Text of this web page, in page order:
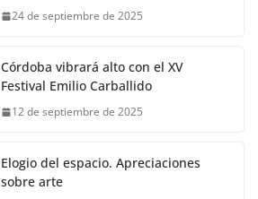
24 de septiembre de 2025
Córdoba vibrará alto con el XV
Festival Emilio Carballido
12 de septiembre de 2025
Elogio del espacio. Apreciaciones
sobre arte